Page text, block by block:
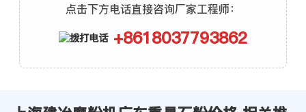
点击下方电话直接咨询厂家工程师：
+8618037793862